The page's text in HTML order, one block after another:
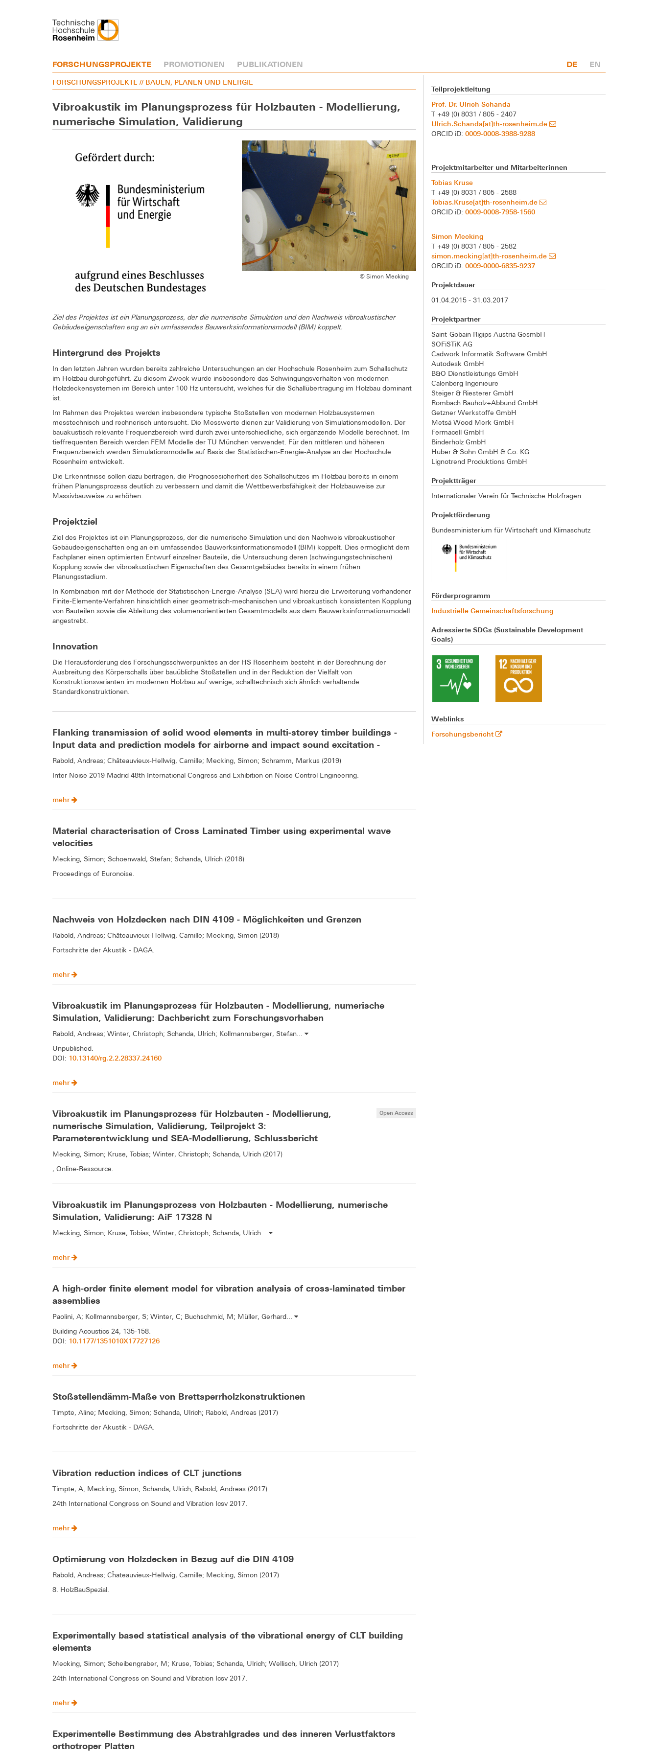
FORSCHUNGSPROJEKTE PROMOTIONEN PUBLIKATIONEN DE EN
FORSCHUNGSPROJEKTE // BAUEN, PLANEN UND ENERGIE
Vibroakustik im Planungsprozess für Holzbauten - Modellierung,
numerische Simulation, Validierung
© Simon Mecking
Ziel des Projektes ist ein Planungsprozess, der die numerische Simulation und den Nachweis vibroakustischer
Gebäudeeigenschaften eng an ein umfassendes Bauwerksinformationsmodell (BIM) koppelt.
Hintergrund des Projekts
In den letzten Jahren wurden bereits zahlreiche Untersuchungen an der Hochschule Rosenheim zum Schallschutz
im Holzbau durchgeführt. Zu diesem Zweck wurde insbesondere das Schwingungsverhalten von modernen
Holzdeckensystemen im Bereich unter 100 Hz untersucht, welches für die Schallübertragung im Holzbau dominant
ist.
Im Rahmen des Projektes werden insbesondere typische Stoßstellen von modernen Holzbausystemen
messtechnisch und rechnerisch untersucht. Die Messwerte dienen zur Validierung von Simulationsmodellen. Der
bauakustisch relevante Frequenzbereich wird durch zwei unterschiedliche, sich ergänzende Modelle berechnet. Im
tieffrequenten Bereich werden FEM Modelle der TU München verwendet. Für den mittleren und höheren
Frequenzbereich werden Simulationsmodelle auf Basis der Statistischen-Energie-Analyse an der Hochschule
Rosenheim entwickelt.
Die Erkenntnisse sollen dazu beitragen, die Prognosesicherheit des Schallschutzes im Holzbau bereits in einem
frühen Planungsprozess deutlich zu verbessern und damit die Wettbewerbsfähigkeit der Holzbauweise zur
Massivbauweise zu erhöhen.
Projektziel
Ziel des Projektes ist ein Planungsprozess, der die numerische Simulation und den Nachweis vibroakustischer
Gebäudeeigenschaften eng an ein umfassendes Bauwerksinformationsmodell (BIM) koppelt. Dies ermöglicht dem
Fachplaner einen optimierten Entwurf einzelner Bauteile, die Untersuchung deren (schwingungstechnischen)
Kopplung sowie der vibroakustischen Eigenschaften des Gesamtgebäudes bereits in einem frühen
Planungsstadium.
In Kombination mit der Methode der Statistischen-Energie-Analyse (SEA) wird hierzu die Erweiterung vorhandener
Finite-Elemente-Verfahren hinsichtlich einer geometrisch-mechanischen und vibroakustisch konsistenten Kopplung
von Bauteilen sowie die Ableitung des volumenorientierten Gesamtmodells aus dem Bauwerksinformationsmodell
angestrebt.
Innovation
Die Herausforderung des Forschungsschwerpunktes an der HS Rosenheim besteht in der Berechnung der
Ausbreitung des Körperschalls über bauübliche Stoßstellen und in der Reduktion der Vielfalt von
Konstruktionsvarianten im modernen Holzbau auf wenige, schalltechnisch sich ähnlich verhaltende
Standardkonstruktionen.
Flanking transmission of solid wood elements in multi-storey timber buildings -
Input data and prediction models for airborne and impact sound excitation -
Rabold, Andreas; Châteauvieux-Hellwig, Camille; Mecking, Simon; Schramm, Markus (2019)
Inter Noise 2019 Madrid 48th International Congress and Exhibition on Noise Control Engineering.
mehr
Material characterisation of Cross Laminated Timber using experimental wave
velocities
Mecking, Simon; Schoenwald, Stefan; Schanda, Ulrich (2018)
Proceedings of Euronoise.
Nachweis von Holzdecken nach DIN 4109 - Möglichkeiten und Grenzen
Rabold, Andreas; Châteauvieux-Hellwig, Camille; Mecking, Simon (2018)
Fortschritte der Akustik - DAGA.
mehr
Vibroakustik im Planungsprozess für Holzbauten - Modellierung, numerische
Simulation, Validierung: Dachbericht zum Forschungsvorhaben
Rabold, Andreas; Winter, Christoph; Schanda, Ulrich; Kollmannsberger, Stefan...
Unpublished.
DOI: 10.13140/rg.2.2.28337.24160
mehr
Vibroakustik im Planungsprozess für Holzbauten - Modellierung,
numerische Simulation, Validierung, Teilprojekt 3:
Parameterentwicklung und SEA-Modellierung, Schlussbericht
Mecking, Simon; Kruse, Tobias; Winter, Christoph; Schanda, Ulrich (2017)
, Online-Ressource.
Open Access
Vibroakustik im Planungsprozess von Holzbauten - Modellierung, numerische
Simulation, Validierung: AiF 17328 N
Mecking, Simon; Kruse, Tobias; Winter, Christoph; Schanda, Ulrich...
mehr
A high-order finite element model for vibration analysis of cross-laminated timber
assemblies
Paolini, A; Kollmannsberger, S; Winter, C; Buchschmid, M; Müller, Gerhard...
Building Acoustics 24, 135-158.
DOI: 10.1177/1351010X17727126
mehr
Stoßstellendämm-Maße von Brettsperrholzkonstruktionen
Timpte, Aline; Mecking, Simon; Schanda, Ulrich; Rabold, Andreas (2017)
Fortschritte der Akustik - DAGA.
Vibration reduction indices of CLT junctions
Timpte, A; Mecking, Simon; Schanda, Ulrich; Rabold, Andreas (2017)
24th International Congress on Sound and Vibration Icsv 2017.
mehr
Optimierung von Holzdecken in Bezug auf die DIN 4109
Rabold, Andreas; Cĥateauvieux-Hellwig, Camille; Mecking, Simon (2017)
8. HolzBauSpezial.
Experimentally based statistical analysis of the vibrational energy of CLT building
elements
Mecking, Simon; Scheibengraber, M; Kruse, Tobias; Schanda, Ulrich; Wellisch, Ulrich (2017)
24th International Congress on Sound and Vibration Icsv 2017.
mehr
Experimentelle Bestimmung des Abstrahlgrades und des inneren Verlustfaktors
orthotroper Platten
Teilprojektleitung
Prof. Dr. Ulrich Schanda
T +49 (0) 8031 / 805 - 2407
Ulrich.Schanda[at]th-rosenheim.de
ORCID iD:0009-0008-3988-9288
Projektmitarbeiter und Mitarbeiterinnen
Tobias Kruse
T +49 (0) 8031 / 805 - 2588
Tobias.Kruse[at]th-rosenheim.de
ORCID iD:0009-0008-7958-1560
Simon Mecking
T +49 (0) 8031 / 805 - 2582
simon.mecking[at]th-rosenheim.de
ORCID iD:0009-0000-6835-9237
Projektdauer
01.04.2015 - 31.03.2017
Projektpartner
Saint-Gobain Rigips Austria GesmbH
SOFiSTiK AG
Cadwork Informatik Software GmbH
Autodesk GmbH
B&O Dienstleistungs GmbH
Calenberg Ingenieure
Steiger & Riesterer GmbH
Rombach Bauholz+Abbund GmbH
Getzner Werkstoffe GmbH
Metsä Wood Merk GmbH
Fermacell GmbH
Binderholz GmbH
Huber & Sohn GmbH & Co. KG
Lignotrend Produktions GmbH
Projektträger
Internationaler Verein für Technische Holzfragen
Projektförderung
Bundesministerium für Wirtschaft und Klimaschutz
Förderprogramm
Industrielle Gemeinschaftsforschung
Adressierte SDGs (Sustainable Development
Goals)
Weblinks
Forschungsbericht